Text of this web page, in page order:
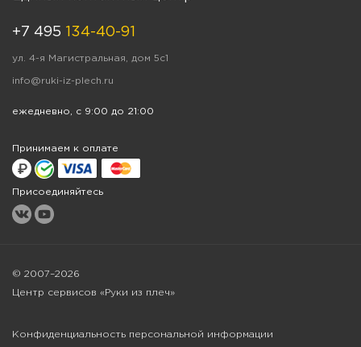
+7 495 134-40-91
ул. 4-я Магистральная, дом 5с1
info@ruki-iz-plech.ru
ежедневно, с 9:00 до 21:00
Принимаем к оплате
Присоединяйтесь
© 2007–2026
Центр сервисов «Руки из плеч»
Конфиденциальность персональной информации